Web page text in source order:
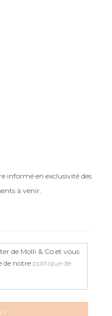
informé en exclusivité des
à venir.
de Molli & Co et vous
de notre politique de